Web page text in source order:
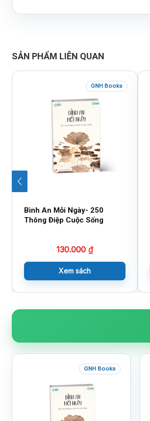
SẢN PHẨM LIÊN QUAN
GNH Books
Bình An Mỗi Ngày- 250
Thông Điệp Cuộc Sống
130.000 ₫
Xem sách
GNH Books